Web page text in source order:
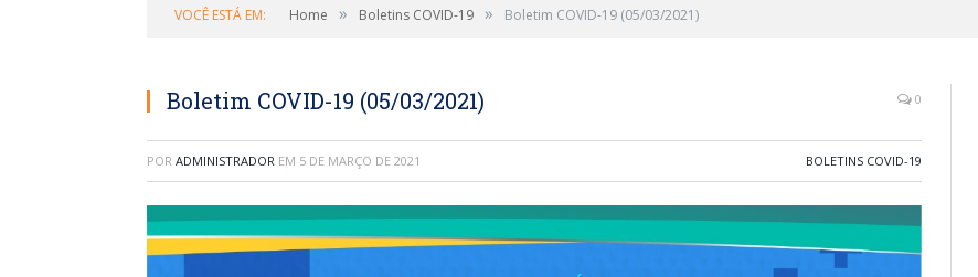
VOCÊ ESTÁ EM: Home » Boletins COVID-19 » Boletim COVID-19 (05/03/2021)
Boletim COVID-19 (05/03/2021) 0
POR ADMINISTRADOR EM 5 DE MARÇO DE 2021 BOLETINS COVID-19